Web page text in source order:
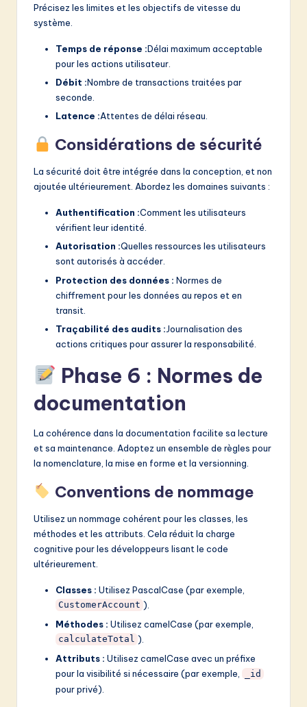
Précisez les limites et les objectifs de vitesse du
système.
Temps de réponse :Délai maximum acceptable
pour les actions utilisateur.
Débit :Nombre de transactions traitées par
seconde.
Latence :Attentes de délai réseau.
Considérations de sécurité
La sécurité doit être intégrée dans la conception, et non
ajoutée ultérieurement. Abordez les domaines suivants :
Authentification :Comment les utilisateurs
vérifient leur identité.
Autorisation :Quelles ressources les utilisateurs
sont autorisés à accéder.
Protection des données : Normes de
chiffrement pour les données au repos et en
transit.
Traçabilité des audits :Journalisation des
actions critiques pour assurer la responsabilité.
Phase 6 : Normes de
documentation
La cohérence dans la documentation facilite sa lecture
et sa maintenance. Adoptez un ensemble de règles pour
la nomenclature, la mise en forme et la versionning.
Conventions de nommage
Utilisez un nommage cohérent pour les classes, les
méthodes et les attributs. Cela réduit la charge
cognitive pour les développeurs lisant le code
ultérieurement.
Classes : Utilisez PascalCase (par exemple,
CustomerAccount ).
Méthodes : Utilisez camelCase (par exemple,
calculateTotal ).
Attributs : Utilisez camelCase avec un préfixe
pour la visibilité si nécessaire (par exemple,
_id
pour privé).